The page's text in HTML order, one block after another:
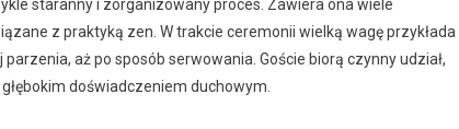
staranny i zorganizowany proces. Zawiera ona wiele
z praktyką zen. W trakcie ceremonii wielką wagę przykłada
aż po sposób serwowania. Goście biorą czynny udział,
doświadczeniem duchowym.